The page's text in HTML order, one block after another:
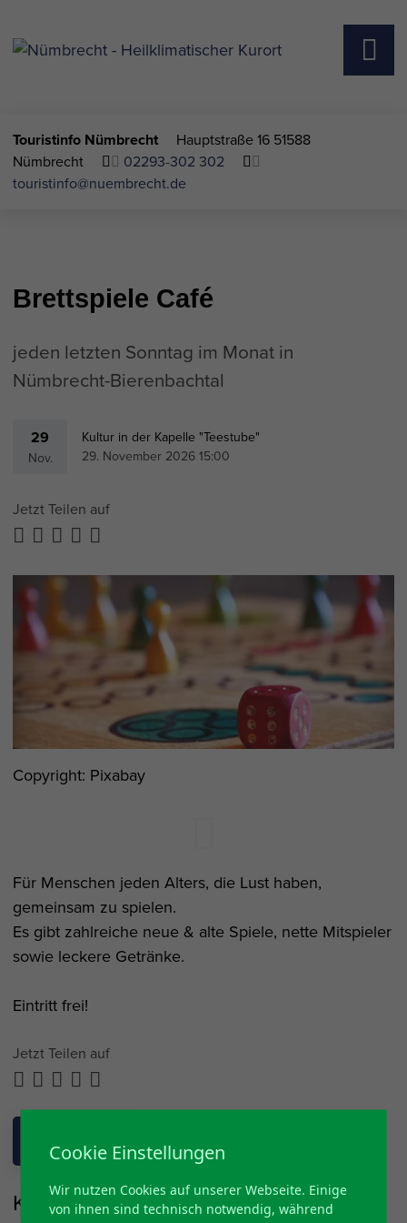
Touristinfo Nümbrecht Hauptstraße 16 51588
Nümbrecht
02293-302 302
touristinfo@nuembrecht.de
Brettspiele Café
jeden letzten Sonntag im Monat in
Nümbrecht-Bierenbachtal
29
Nov.
Kultur in der Kapelle "Teestube"
29. November 2026 15:00
Jetzt Teilen auf
Copyright: Pixabay
Für Menschen jeden Alters, die Lust haben,
gemeinsam zu spielen.
Es gibt zahlreiche neue & alte Spiele, nette Mitspieler
sowie leckere Getränke.
Eintritt frei!
ZURÜCK
Jetzt Teilen auf
Kultur in der Kapelle e.V
Cookie Einstellungen
Wir nutzen Cookies auf unserer Webseite. Einige
von ihnen sind technisch notwendig, während